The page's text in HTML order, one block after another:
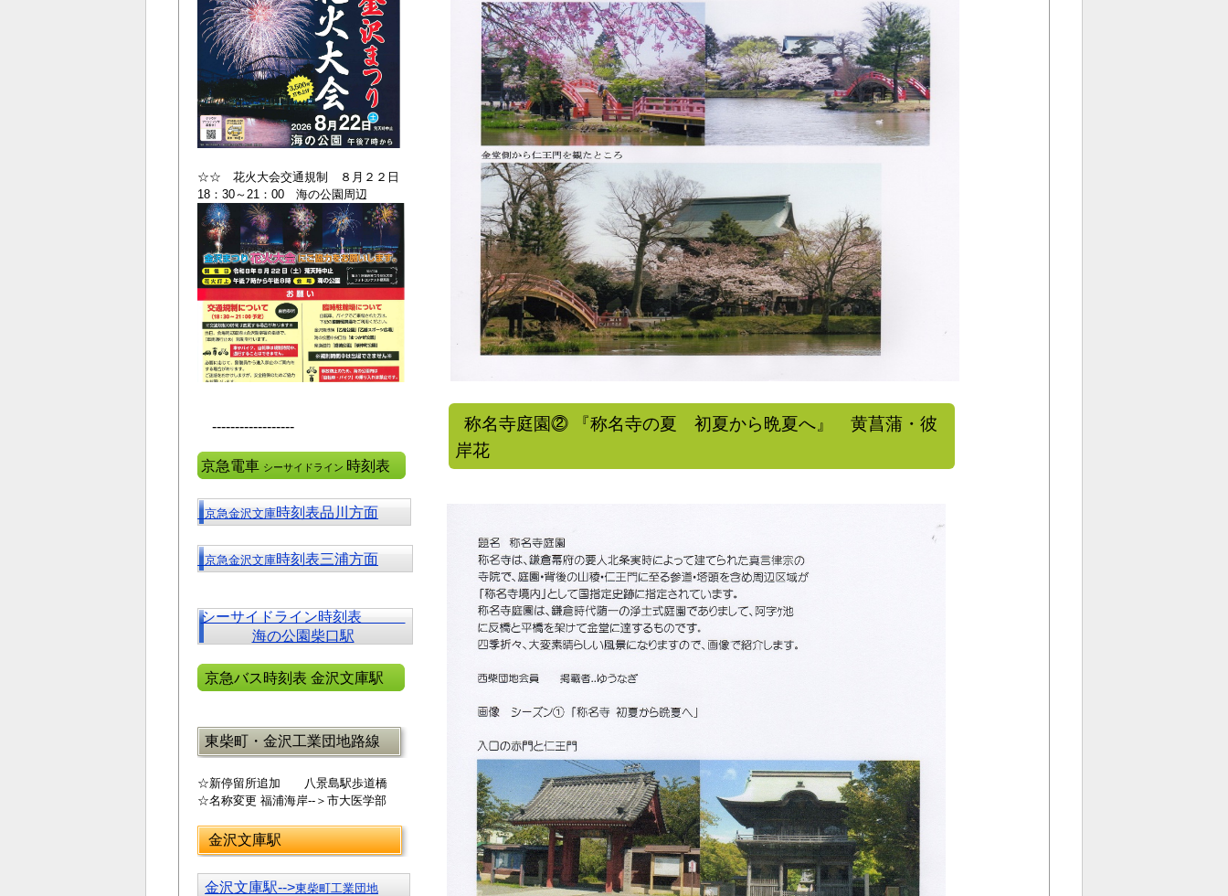
称名寺庭園⓶ 『称名寺の夏 初夏から晩夏へ』 黄菖蒲・彼
岸花
☆☆ 花火大会交通規制 ８月２２日
18：30～21：00 海の公園周辺
------------------
京急電車 シーサイドライン 時刻表
京急金沢文庫時刻表品川方面
京急金沢文庫時刻表三浦方面
シーサイドライン時刻表
海の公園柴口駅
京急バス時刻表 金沢文庫駅
東柴町・金沢工業団地路線
☆新停留所追加 八景島駅歩道橋
☆名称変更 福浦海岸--＞市大医学部
金沢文庫駅
金沢文庫駅-->東柴町工業団地